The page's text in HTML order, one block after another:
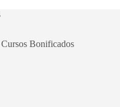
Bonificados